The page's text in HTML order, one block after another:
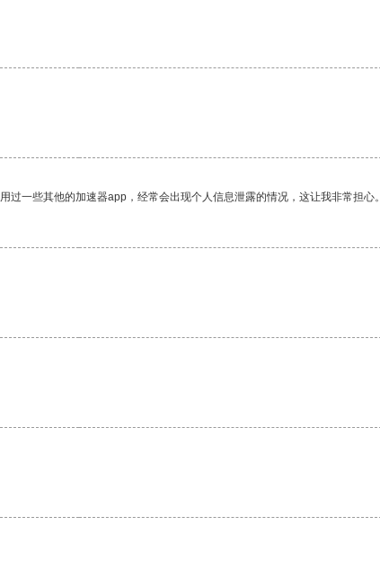
一些其他的加速器app，经常会出现个人信息泄露的情况，这让我非常担心。